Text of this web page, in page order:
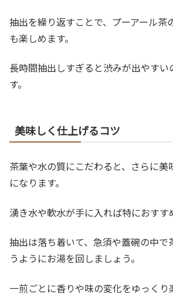
抽出を繰り返すことで、プーアール茶
も楽しめます。
長時間抽出しすぎると渋みが出やすい
す。
美味しく仕上げるコツ
茶葉や水の質にこだわると、さらに美
になります。
湧き水や軟水が手に入れば特におすす
抽出は落ち着いて、急須や蓋碗の中で
うようにお湯を回しましょう。
一煎ごとに香りや味の変化をゆっく